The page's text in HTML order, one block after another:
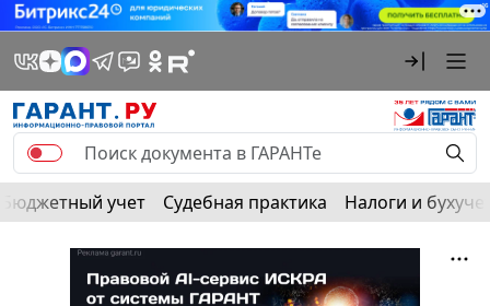
Бюджетный учет Судебная практика Налоги и